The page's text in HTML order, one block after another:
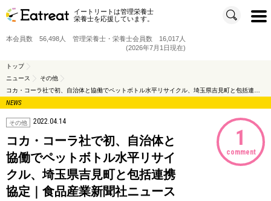
イートリートは管理栄養士
栄養士を応援しています。
t
o
t
i
本会員数 56,498人 管理栄養士・栄養士会員数 16,017人
(2026年7月1日現在)
トップ
ニュース
その他
NEWS
その他 2022.04.14
コカ・コーラ社で初、自治体と
協働でペットボトル水平リサイ
クル、埼玉県吉見町と包括連携
協定｜食品産業新聞社ニュース
1
comment